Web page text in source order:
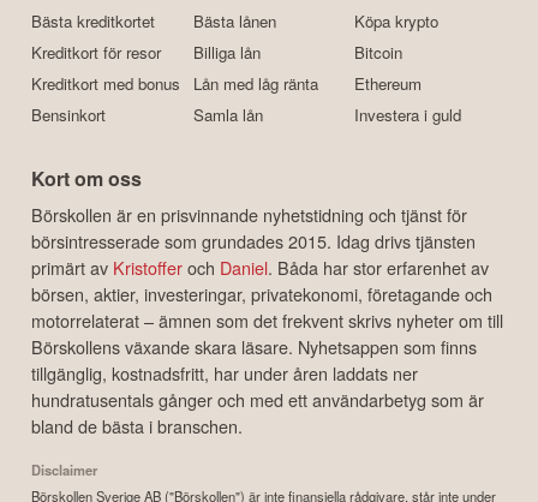
Bästa kreditkortet
Kreditkort för resor
Kreditkort med bonus
Bensinkort
Bästa lånen
Billiga lån
Lån med låg ränta
Samla lån
Köpa krypto
Bitcoin
Ethereum
Investera i guld
Kort om oss
Börskollen är en prisvinnande nyhetstidning och tjänst för
börsintresserade som grundades 2015. Idag drivs tjänsten
primärt av Kristofferoch Daniel. Båda har stor erfarenhet av
börsen, aktier, investeringar, privatekonomi, företagande och
motorrelaterat – ämnen som det frekvent skrivs nyheter om till
Börskollens växande skara läsare. Nyhetsappen som finns
tillgänglig, kostnadsfritt, har under åren laddats ner
hundratusentals gånger och med ett användarbetyg som är
bland de bästa i branschen.
Disclaimer
Börskollen Sverige AB ("Börskollen") är inte finansiella rådgivare, står inte under